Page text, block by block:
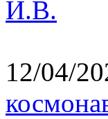
И.В.
12/04/